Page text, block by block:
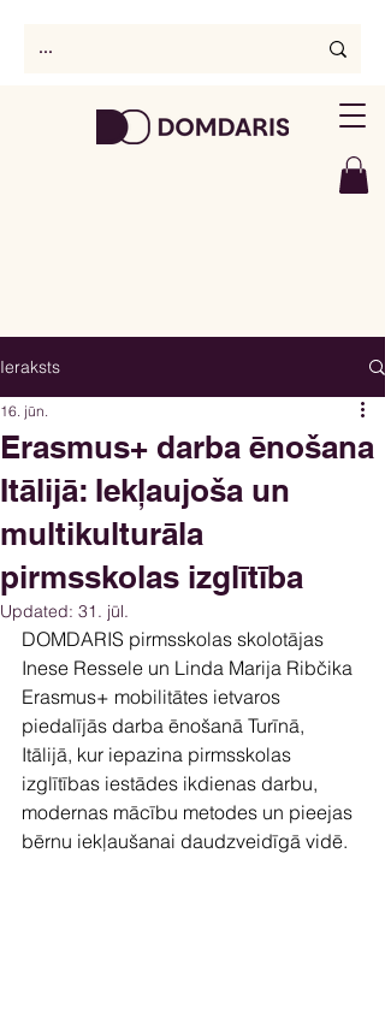
Ieraksts
Erasmus+ darba ēnošana
Itālijā: Iekļaujoša un
multikulturāla
pirmsskolas izglītība
16. jūn.
Updated: 31. jūl.
DOMDARIS pirmsskolas skolotājas
Inese Ressele un Linda Marija Ribčika
Erasmus+ mobilitātes ietvaros
piedalījās darba ēnošanā Turīnā,
Itālijā, kur iepazina pirmsskolas
izglītības iestādes ikdienas darbu,
modernas mācību metodes un pieejas
bērnu iekļaušanai daudzveidīgā vidē.